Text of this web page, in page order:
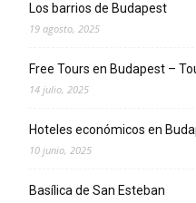
Los barrios de Budapest
19 agosto, 2025
Free Tours en Budapest –
14 julio, 2025
Hoteles económicos en
10 junio, 2025
Basílica de San Esteban